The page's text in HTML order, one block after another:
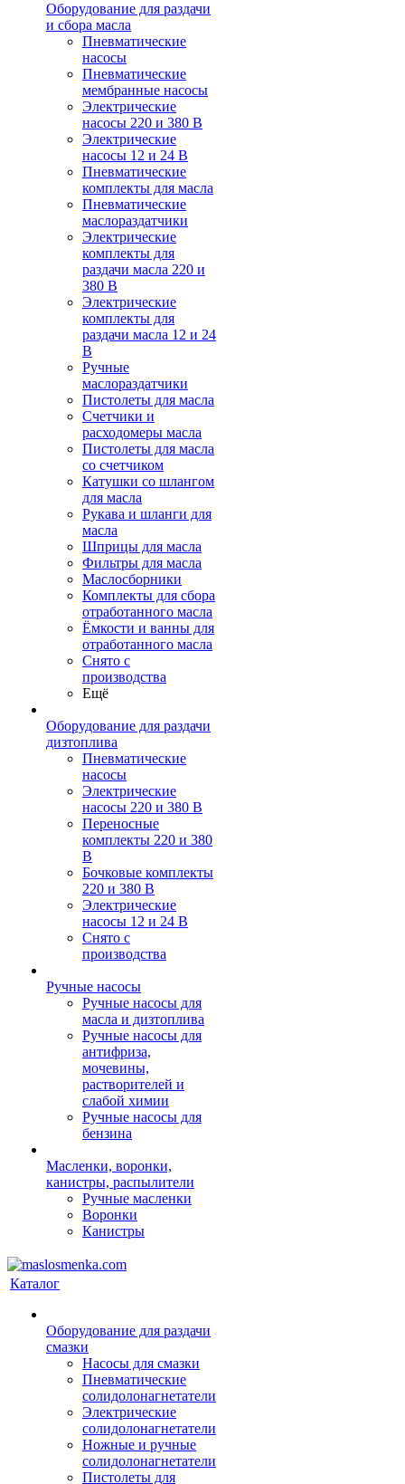
Оборудование для раздачи
и сбора масла
Пневматические
насосы
Пневматические
мембранные насосы
Электрические
насосы 220 и 380 В
Электрические
насосы 12 и 24 В
Пневматические
комплекты для масла
Пневматические
маслораздатчики
Электрические
комплекты для
раздачи масла 220 и
380 В
Электрические
комплекты для
раздачи масла 12 и 24
В
Ручные
маслораздатчики
Пистолеты для масла
Счетчики и
расходомеры масла
Пистолеты для масла
со счетчиком
Катушки со шлангом
для масла
Рукава и шланги для
масла
Шприцы для масла
Фильтры для масла
Маслосборники
Комплекты для сбора
отработанного масла
Ёмкости и ванны для
отработанного масла
Снято с
производства
Ещё
Оборудование для раздачи
дизтоплива
Пневматические
насосы
Электрические
насосы 220 и 380 В
Переносные
комплекты 220 и 380
В
Бочковые комплекты
220 и 380 В
Электрические
насосы 12 и 24 В
Снято с
производства
Ручные насосы
Ручные насосы для
масла и дизтоплива
Ручные насосы для
антифриза,
мочевины,
растворителей и
слабой химии
Ручные насосы для
бензина
Масленки, воронки,
канистры, распылители
Ручные масленки
Воронки
Канистры
Каталог
Оборудование для раздачи
смазки
Насосы для смазки
Пневматические
солидолонагнетатели
Электрические
солидолонагнетатели
Ножные и ручные
солидолонагнетатели
Пистолеты для